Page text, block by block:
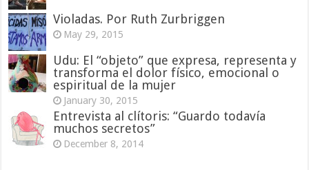
Violadas. Por Ruth Zurbriggen
May 29, 2015
Udu: El “objeto” que expresa, representa y
transforma el dolor físico, emocional o
espiritual de la mujer
January 30, 2015
Entrevista al clítoris: “Guardo todavía
muchos secretos”
December 8, 2014